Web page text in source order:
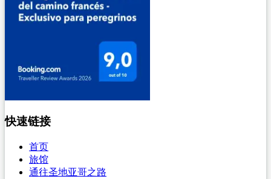
快速链接
首页
旅馆
通往圣地亚哥之路